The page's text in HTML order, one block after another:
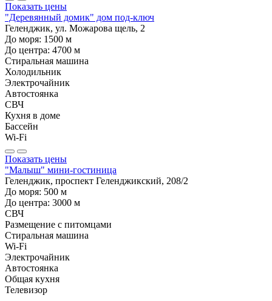
Показать цены
"Деревянный домик" дом под-ключ
Геленджик, ул. Можарова щель, 2
До моря: 1500 м
До центра: 4700 м
Стиральная машина
Холодильник
Электрочайник
Автостоянка
СВЧ
Кухня в доме
Бассейн
Wi-Fi
Показать цены
"Малыш" мини-гостиница
Геленджик, проспект Геленджикский, 208/2
До моря: 500 м
До центра: 3000 м
СВЧ
Размещение с питомцами
Стиральная машина
Wi-Fi
Электрочайник
Автостоянка
Общая кухня
Телевизор